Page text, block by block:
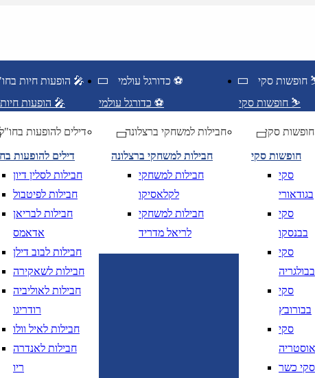
הופעות חיות בחו"ל 🎤
הופעות חיות בחו"ל 🎤
דילים להופעות בחו"ל
דילים להופעות
חבילות לסלין דיון
חבילות לפיטבול
חבילות לבריאן
אדאמס
חבילות לבוב דילן
חבילות לשאקירה
חבילות לאוליביה
רודריגו
חבילות לאיל וולו
חבילות לאנדרה
ריו
כדורגל עולמי ⚽
כדורגל עולמי ⚽
חבילות למשחקי ברצלונה
חבילות למשחקי ברצלונה
חבילות למשחקי
לקלאסיקו
חבילות למשחקי
לריאל מדריד
⛷️
חופשות סקי ⛷️
חופשות סקי
חופשות סקי
סקי
בגודאורי
סקי
בבנסקו
סקי
בבולגריה
סקי
בבורובץ
סקי
סקי כשר
יציאה
נא לוודא בחירת יעד לפני בחירת
חזרה